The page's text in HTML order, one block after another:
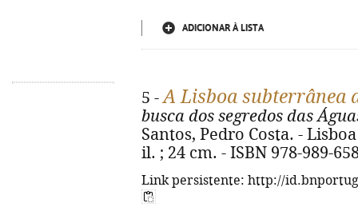
ADICIONAR À LISTA
5 -A Lisboa subterrânea
busca dos segredos das
Santos, Pedro Costa. -
il. ; 24 cm. - ISBN 978-989-
Link persistente: http://